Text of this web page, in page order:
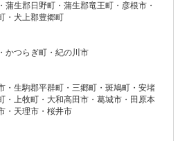
蒲生郡日野町・蒲生郡竜王町・彦根市・
・犬上郡豊郷町
かつらぎ町・紀の川市
・生駒郡平群町・三郷町・斑鳩町・安堵
・上牧町・大和高田市・葛城市・田原本
・天理市・桜井市